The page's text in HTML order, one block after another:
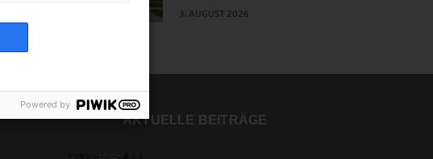
3. AUGUST 2026
AKTUELLE BEITRÄGE
Powered by